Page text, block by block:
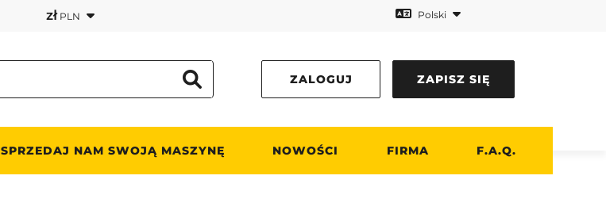
złPLN Polski
ZALOGUJ ZAPISZ SIĘ
SPRZEDAJ NAM SWOJĄ MASZYNĘ NOWOŚCI FIRMA F.A.Q.